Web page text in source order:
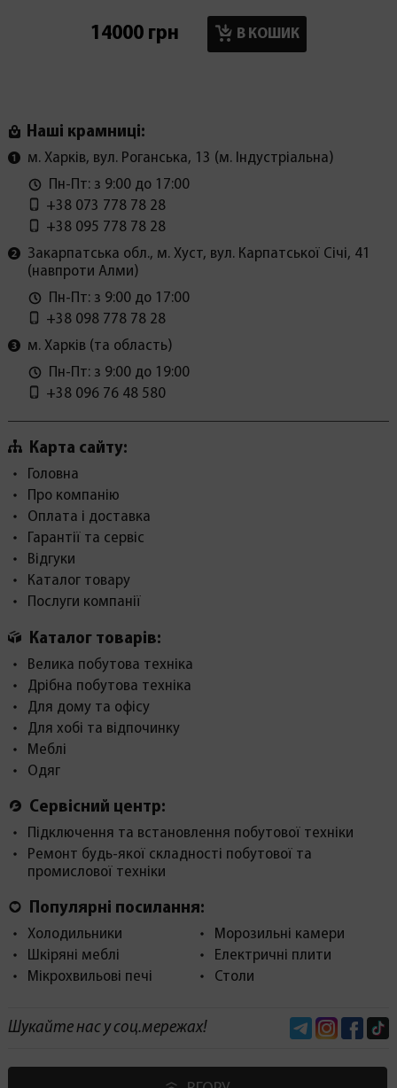
14000 грн В КОШИК
Наші крамниці:
м. Харків, вул. Роганська, 13 (м. Індустріальна)
Пн-Пт: з 9:00 до 17:00
+38 073 778 78 28
+38 095 778 78 28
Закарпатська обл., м. Хуст, вул. Карпатської Січі, 41
(навпроти Алми)
Пн-Пт: з 9:00 до 17:00
+38 098 778 78 28
м. Харків (та область)
Пн-Пт: з 9:00 до 19:00
+38 096 76 48 580
Карта сайту:
Головна
Про компанію
Оплата і доставка
Гарантії та сервіс
Відгуки
Каталог товару
Послуги компанії
Каталог товарів:
Велика побутова техніка
Дрібна побутова техніка
Для дому та офісу
Для хобі та відпочинку
Меблі
Одяг
Сервісний центр:
Підключення та встановлення побутової техніки
Ремонт будь-якої складності побутової та
промислової техніки
Популярні посилання:
Холодильники
Шкіряні меблі
Мікрохвильові печі
Морозильні камери
Електричні плити
Столи
Шукайте нас у соц.мережах! TelegramInstagram